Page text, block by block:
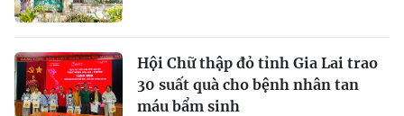
Hội Chữ thập đỏ tỉnh Gia Lai trao
30 suất quà cho bệnh nhân tan
máu bẩm sinh